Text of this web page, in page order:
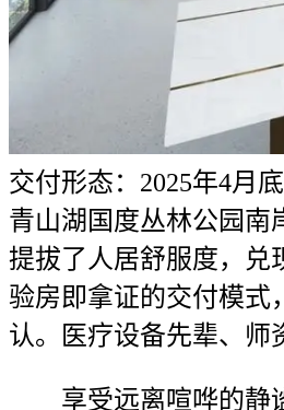
交付形态：2025年4月
青山湖国度丛林公园南
提拔了人居舒服度，兑
验房即拿证的交付模式
认。医疗设备先辈、师
享受远离喧哗的静